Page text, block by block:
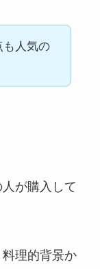
も人気の
が購入して
理的背景か